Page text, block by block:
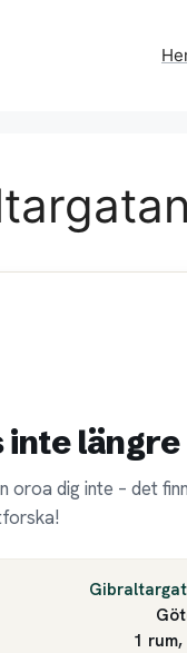
inte längre
oroa dig inte – det
1 rum,